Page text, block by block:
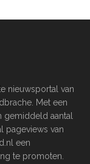
nieuwsportal van
Met een
aantal
pageviews van
een
te promoten.